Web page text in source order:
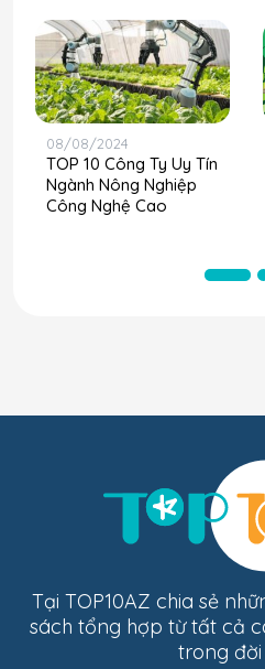
08/08/2024
TOP 10 Công Ty Uy Tín
Ngành Nông Nghiệp
Công Nghệ Cao
Tại TOP10AZ chia sẻ
sách tổng hợp từ tất cả
trong đời